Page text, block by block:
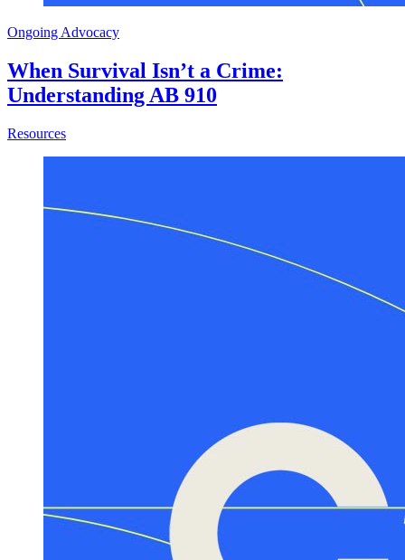
Ongoing Advocacy
When Survival Isn’t a Crime:
Understanding AB 910
Resourcesabout When Survival Isn’t a Crime: Understanding AB 910